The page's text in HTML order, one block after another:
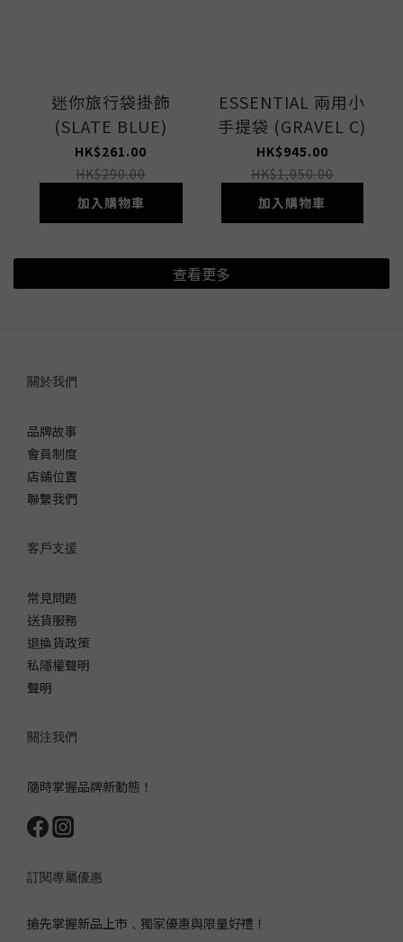
迷你旅行袋掛飾
(SLATE BLUE)
HK$261.00
HK$290.00
加入購物車
ESSENTIAL 兩用小
手提袋 (GRAVEL C)
HK$945.00
HK$1,050.00
加入購物車
查看更多
關於我們
品牌故事
會員制度
店鋪位置
聯繫我們
客戶支援
常見問題
送貨服務
退換貨政策
私隱權聲明
聲明
關注我們
隨時掌握品牌新動態！
訂閱專屬優惠
搶先掌握新品上市﹑獨家優惠與限量好禮！